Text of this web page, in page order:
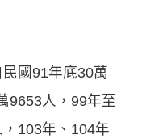
國91年底30萬
9653人，99年至
103年、104年